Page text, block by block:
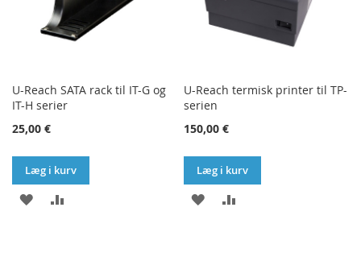
U-Reach SATA rack til IT-G og
IT-H serier
25,00 €
Læg i kurv
TILFØJ
U-Reach termisk printer til TP-
serien
150,00 €
Læg i kurv
TILFØJ